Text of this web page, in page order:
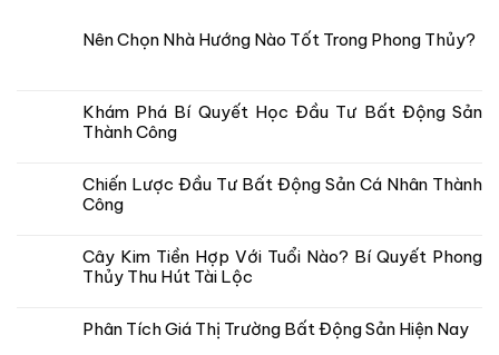
Nên Chọn Nhà Hướng Nào Tốt Trong Phong Thủy?
Khám Phá Bí Quyết Học Đầu Tư Bất Động Sản
Thành Công
Chiến Lược Đầu Tư Bất Động Sản Cá Nhân Thành
Công
Cây Kim Tiền Hợp Với Tuổi Nào? Bí Quyết Phong
Thủy Thu Hút Tài Lộc
Phân Tích Giá Thị Trường Bất Động Sản Hiện Nay